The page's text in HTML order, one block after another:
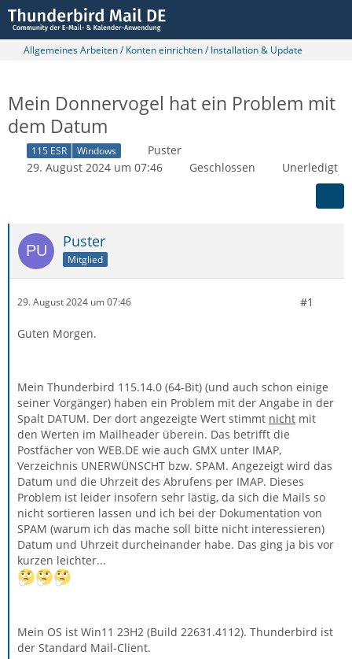
Allgemeines Arbeiten / Konten einrichten / Installation & Update
Mein Donnervogel hat ein Problem mit
dem Datum
115 ESR Windows
Puster
29. August 2024 um 07:46
Geschlossen Unerledigt
Puster
Mitglied
29. August 2024 um 07:46 #1
Guten Morgen.
Mein Thunderbird 115.14.0 (64-Bit) (und auch schon einige
seiner Vorgänger) haben ein Problem mit der Angabe in der
Spalt DATUM. Der dort angezeigte Wert stimmt nicht mit
den Werten im Mailheader überein. Das betrifft die
Postfächer von WEB.DE wie auch GMX unter IMAP,
Verzeichnis UNERWÜNSCHT bzw. SPAM. Angezeigt wird das
Datum und die Uhrzeit des Abrufens per IMAP. Dieses
Problem ist leider insofern sehr lästig, da sich die Mails so
nicht sortieren lassen und ich bei der Dokumentation von
SPAM (warum ich das mache soll bitte nicht interessieren)
Datum und Uhrzeit durcheinander habe. Das ging ja bis vor
kurzen leichter...
Mein OS ist Win11 23H2 (Build 22631.4112). Thunderbird ist
der Standard Mail-Client.